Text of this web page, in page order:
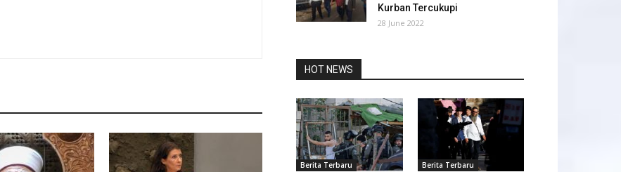
Kurban Tercukupi
28 June 2022
HOT NEWS
Berita Terbaru Berita Terbaru